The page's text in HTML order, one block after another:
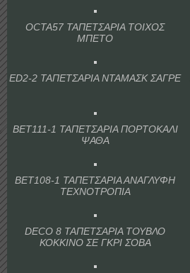
OCTA57 ΤΑΠΕΤΣΑΡΙΑ ΤΟΙΧΟΣ
ΜΠΕΤΟ
ED2-2 ΤΑΠΕΤΣΑΡΙΑ ΝΤΑΜΑΣΚ ΣΑΓΡΕ
BET111-1 ΤΑΠΕΤΣΑΡΙΑ ΠΟΡΤΟΚΑΛΙ
ΨΑΘΑ
BET108-1 ΤΑΠΕΤΣΑΡΙΑ ΑΝΑΓΛΥΦΗ
ΤΕΧΝΟΤΡΟΠΙΑ
DECO 8 ΤΑΠΕΤΣΑΡΙΑ ΤΟΥΒΛΟ
ΚΟΚΚΙΝΟ ΣΕ ΓΚΡΙ ΣΟΒΑ